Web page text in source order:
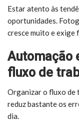
Estar atento às
oportunidades.
cresce muito e exige
Automação
fluxo de
Organizar o fluxo de
reduz bastante os
dia.